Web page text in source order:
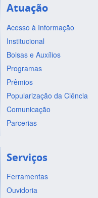
Atuação
Acesso à Informação
Institucional
Bolsas e Auxílios
Programas
Prêmios
Popularização da Ciência
Comunicação
Parcerias
Serviços
Ferramentas
Ouvidoria